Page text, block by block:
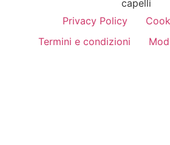
capelli
Privacy Policy
Termini e condizioni